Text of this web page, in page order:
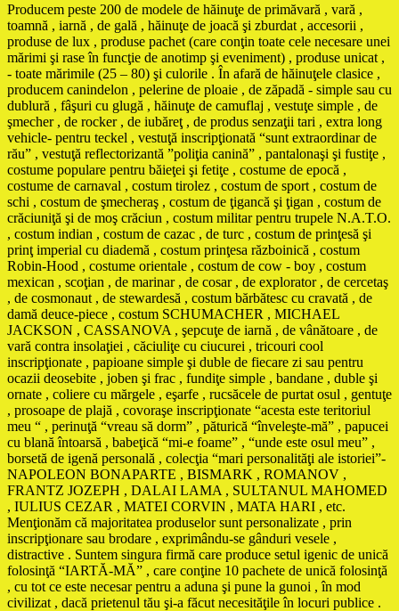
Producem peste 200 de modele de hăinuţe de primăvară , vară ,
toamnă , iarnă , de gală , hăinuţe de joacă şi zburdat , accesorii ,
produse de lux , produse pachet (care conţin toate cele necesare unei
mărimi şi rase în funcţie de anotimp şi eveniment) , produse unicat ,
- toate mărimile (25 – 80) şi culorile . În afară de hăinuţele clasice ,
producem canindelon , pelerine de ploaie , de zăpadă - simple sau cu
dublură , fâşuri cu glugă , hăinuţe de camuflaj , vestuţe simple , de
şmecher , de rocker , de iubăreţ , de produs senzaţii tari , extra long
vehicle- pentru teckel , vestuţă inscripţionată “sunt extraordinar de
rău” , vestuţă reflectorizantă ”poliţia canină” , pantalonaşi şi fustiţe ,
costume populare pentru băieţei şi fetiţe , costume de epocă ,
costume de carnaval , costum tirolez , costum de sport , costum de
schi , costum de şmecheraş , costum de ţigancă şi ţigan , costum de
crăciuniţă şi de moş crăciun , costum militar pentru trupele N.A.T.O.
, costum indian , costum de cazac , de turc , costum de prinţesă şi
prinţ imperial cu diademă , costum prinţesa războinică , costum
Robin-Hood , costume orientale , costum de cow - boy , costum
mexican , scoţian , de marinar , de cosar , de explorator , de cercetaş
, de cosmonaut , de stewardesă , costum bărbătesc cu cravată , de
damă deuce-piece , costum SCHUMACHER , MICHAEL
JACKSON , CASSANOVA , şepcuţe de iarnă , de vânătoare , de
vară contra insolaţiei , căciuliţe cu ciucurei , tricouri cool
inscripţionate , papioane simple şi duble de fiecare zi sau pentru
ocazii deosebite , joben şi frac , fundiţe simple , bandane , duble şi
ornate , coliere cu mărgele , eşarfe , rucsăcele de purtat osul , gentuţe
, prosoape de plajă , covoraşe inscripţionate “acesta este teritoriul
meu “ , perinuţă “vreau să dorm” , păturică “înveleşte-mă” , papucei
cu blană întoarsă , babeţică “mi-e foame” , “unde este osul meu” ,
borsetă de igenă personală , colecţia “mari personalităţi ale istoriei”-
NAPOLEON BONAPARTE , BISMARK , ROMANOV ,
FRANTZ JOZEPH , DALAI LAMA , SULTANUL MAHOMED
, IULIUS CEZAR , MATEI CORVIN , MATA HARI , etc.
Menţionăm că majoritatea produselor sunt personalizate , prin
inscripţionare sau brodare , exprimându-se gânduri vesele ,
distractive . Suntem singura firmă care produce setul igenic de unică
folosinţă “IARTĂ-MĂ” , care conţine 10 pachete de unică folosinţă
, cu tot ce este necesar pentru a aduna şi pune la gunoi , în mod
civilizat , dacă prietenul tău şi-a făcut necesităţile în locuri publice .